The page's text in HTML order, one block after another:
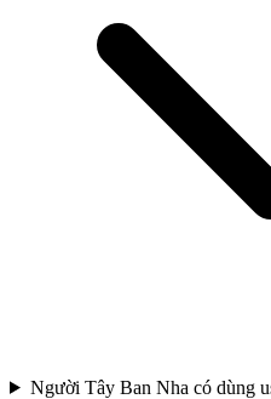
Người Tây Ban Nha có dùng